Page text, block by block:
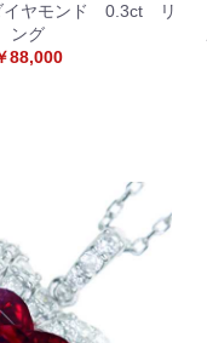
ヤモンド 0.3ct リ
ング
88,000